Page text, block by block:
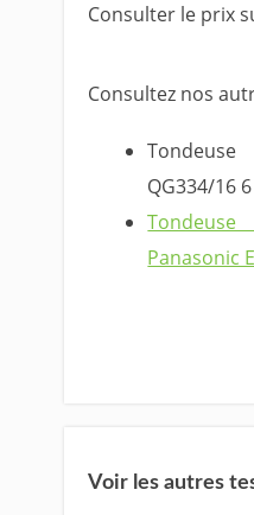
Consulter le prix
Consultez nos
Tondeuse
QG334/16
Panasonic
Voir les autres